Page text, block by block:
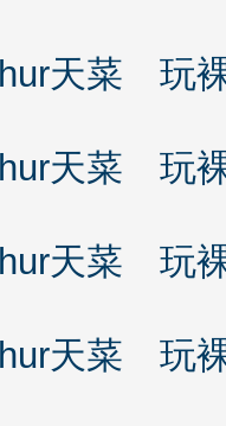
天菜 玩
天菜 玩
天菜 玩
天菜 玩